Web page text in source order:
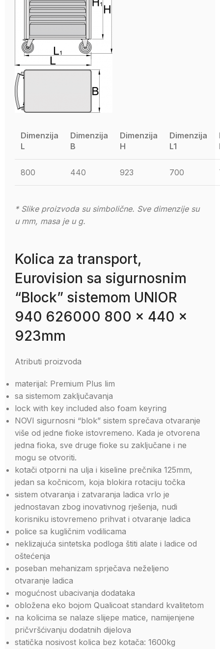
Dimenzija
L
Dimenzija
B
Dimenzija
H
Dimenzija
L1
800 440 923 700
* Slike proizvoda su simbolične. Sve dimenzije su
u mm, masa je u g.
Kolica za transport,
Eurovision sa sigurnosnim
“Block” sistemom UNIOR
940 626000 800 x 440 x
923mm
Atributi proizvoda
materijal: Premium Plus lim
sa sistemom zaključavanja
lock with key included also foam keyring
NOVI sigurnosni “blok” sistem sprečava otvaranje
više od jedne fioke istovremeno. Kada je otvorena
jedna fioka, sve druge fioke su zaključane i ne
mogu se otvoriti.
kotači otporni na ulja i kiseline prečnika 125mm,
jedan sa kočnicom, koja blokira rotaciju točka
sistem otvaranja i zatvaranja ladica vrlo je
jednostavan zbog inovativnog rješenja, nudi
korisniku istovremeno prihvat i otvaranje ladica
police sa kugličnim vodilicama
neklizajuća sintetska podloga štiti alate i ladice od
oštećenja
poseban mehanizam sprječava neželjeno
otvaranje ladica
mogućnost ubacivanja dodataka
obložena eko bojom Qualicoat standard kvalitetom
na kolicima se nalaze slijepe matice, namijenjene
pričvršćivanju dodatnih dijelova
statička nosivost kolica bez kotača: 1600kg